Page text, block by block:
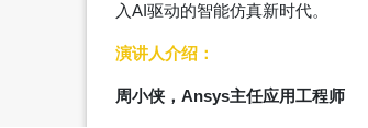
入AI驱动的智能仿真新时代。
演讲人介绍：
周小侠，Ansys主任应用工程师